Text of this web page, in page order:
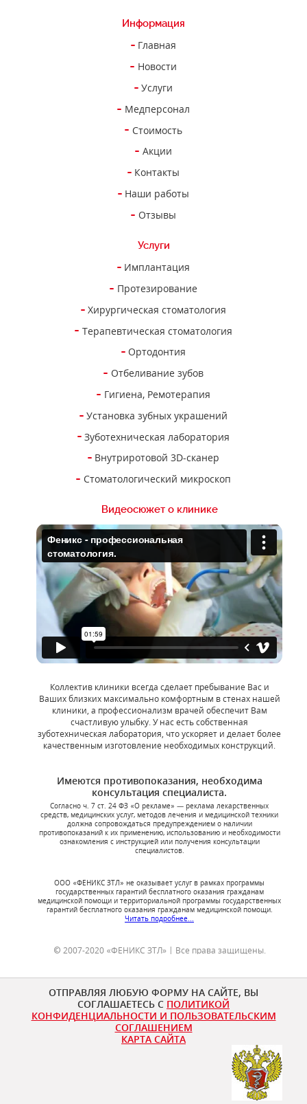
Информация
Главная
Новости
Услуги
Медперсонал
Стоимость
Акции
Контакты
Наши работы
Отзывы
Услуги
Имплантация
Протезирование
Хирургическая стоматология
Терапевтическая стоматология
Ортодонтия
Отбеливание зубов
Гигиена, Ремотерапия
Установка зубных украшений
Зуботехническая лаборатория
Внутриротовой 3D-сканер
Стоматологический микроскоп
Видеосюжет о клинике
Коллектив клиники всегда сделает пребывание Вас и
Ваших близких максимально комфортным в стенах нашей
клиники, а профессионализм врачей обеспечит Вам
счастливую улыбку. У нас есть собственная
зуботехническая лаборатория, что ускоряет и делает более
качественным изготовление необходимых конструкций.
Имеются противопоказания, необходима
консультация специалиста.
Согласно ч. 7 ст. 24 ФЗ «О рекламе» — реклама лекарственных
средств, медицинских услуг, методов лечения и медицинской техники
должна сопровождаться предупреждением о наличии
противопоказаний к их применению, использованию и необходимости
ознакомления с инструкцией или получения консультации
специалистов.
ООО «ФЕНИКС ЗТЛ» не оказывает услуг в рамках программы
государственных гарантий бесплатного оказания гражданам
медицинской помощи и территориальной программы государственных
гарантий бесплатного оказания гражданам медицинской помощи.
Читать подробнее...
© 2007-2020 «ФЕНИКС ЗТЛ» | Все права защищены.
ОТПРАВЛЯЯ ЛЮБУЮ ФОРМУ НА САЙТЕ, ВЫ
СОГЛАШАЕТЕСЬ С ПОЛИТИКОЙ
КОНФИДЕНЦИАЛЬНОСТИ И ПОЛЬЗОВАТЕЛЬСКИМ
СОГЛАШЕНИЕМ
КАРТА САЙТА